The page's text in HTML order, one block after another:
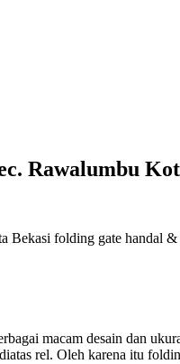
Rawalumbu
Bekasi folding gate handal
macam desain dan
rel. Oleh karena itu